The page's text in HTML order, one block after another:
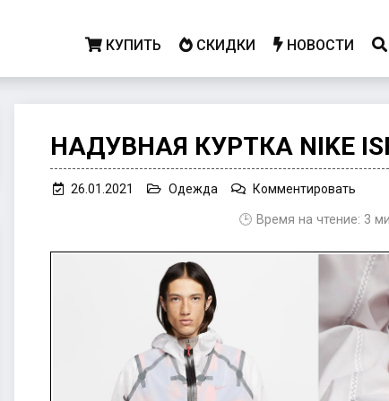
КУПИТЬ СКИДКИ НОВОСТИ
НАДУВНАЯ КУРТКА NIKE
26.01.2021 Одежда Комментировать
ISPA
🕒 Время на чтение: 3